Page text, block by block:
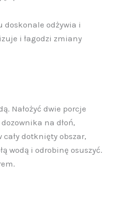
doskonale odżywia i
i łagodzi zmiany
Nałożyć dwie porcje
na dłoń,
dotknięty obszar,
wodą i odrobinę osuszyć.